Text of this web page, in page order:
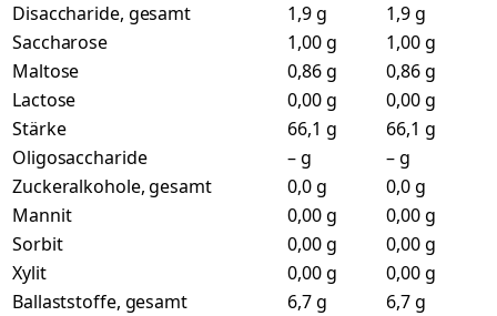
Disaccharide, gesamt
1,9 g
1,9 g
Saccharose
1,00 g
1,00 g
Maltose
0,86 g
0,86 g
Lactose
0,00 g
0,00 g
Stärke
66,1 g
66,1 g
Oligosaccharide
– g
– g
Zuckeralkohole, gesamt
0,0 g
0,0 g
Mannit
0,00 g
0,00 g
Sorbit
0,00 g
0,00 g
Xylit
0,00 g
0,00 g
Ballaststoffe, gesamt
6,7 g
6,7 g